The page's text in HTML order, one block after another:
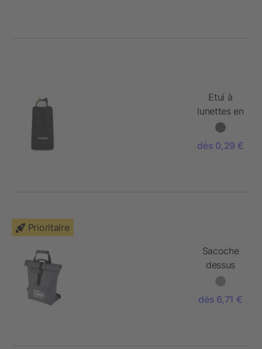
Etui à
lunettes en
feutre
dès 0,29 €
Prioritaire
Sacoche
dessus
enroulable
Felta de
13 L en
dès 6,71 €